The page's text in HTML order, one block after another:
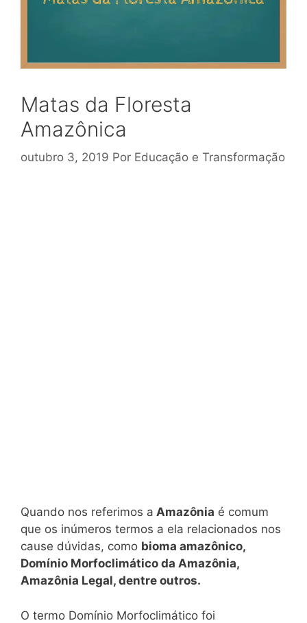
Matas da Floresta
Amazônica
outubro 3, 2019 Por Educação e Transformação
Quando nos referimos a Amazônia é comum
que os inúmeros termos a ela relacionados nos
cause dúvidas, como bioma amazônico,
Domínio Morfoclimático da Amazônia,
Amazônia Legal, dentre outros.
O termo Domínio Morfoclimático foi